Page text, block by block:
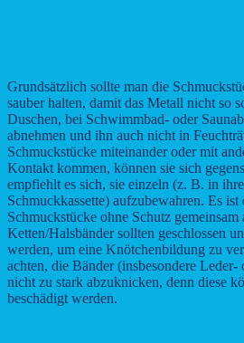
Grundsätzlich sollte man die
sauber halten, damit das Metall nicht so
Duschen, bei Schwimmbad- oder
abnehmen und ihn auch nicht in
Schmuckstücke miteinander oder mit
Kontakt kommen, können sie sich
empfiehlt es sich, sie einzeln (z. B. in
Schmuckkassette) aufzubewahren. Es
Schmuckstücke ohne Schutz gemeinsam
Ketten/Halsbänder sollten geschlossen
werden, um eine Knötchenbildung zu
achten, die Bänder (insbesondere
nicht zu stark abzuknicken, denn diese
beschädigt werden.